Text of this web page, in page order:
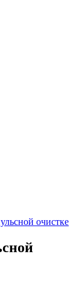
очистке